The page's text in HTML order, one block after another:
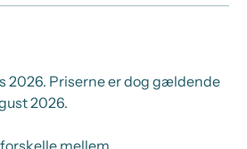
2026. Priserne er dog gældende
2026.
mellem